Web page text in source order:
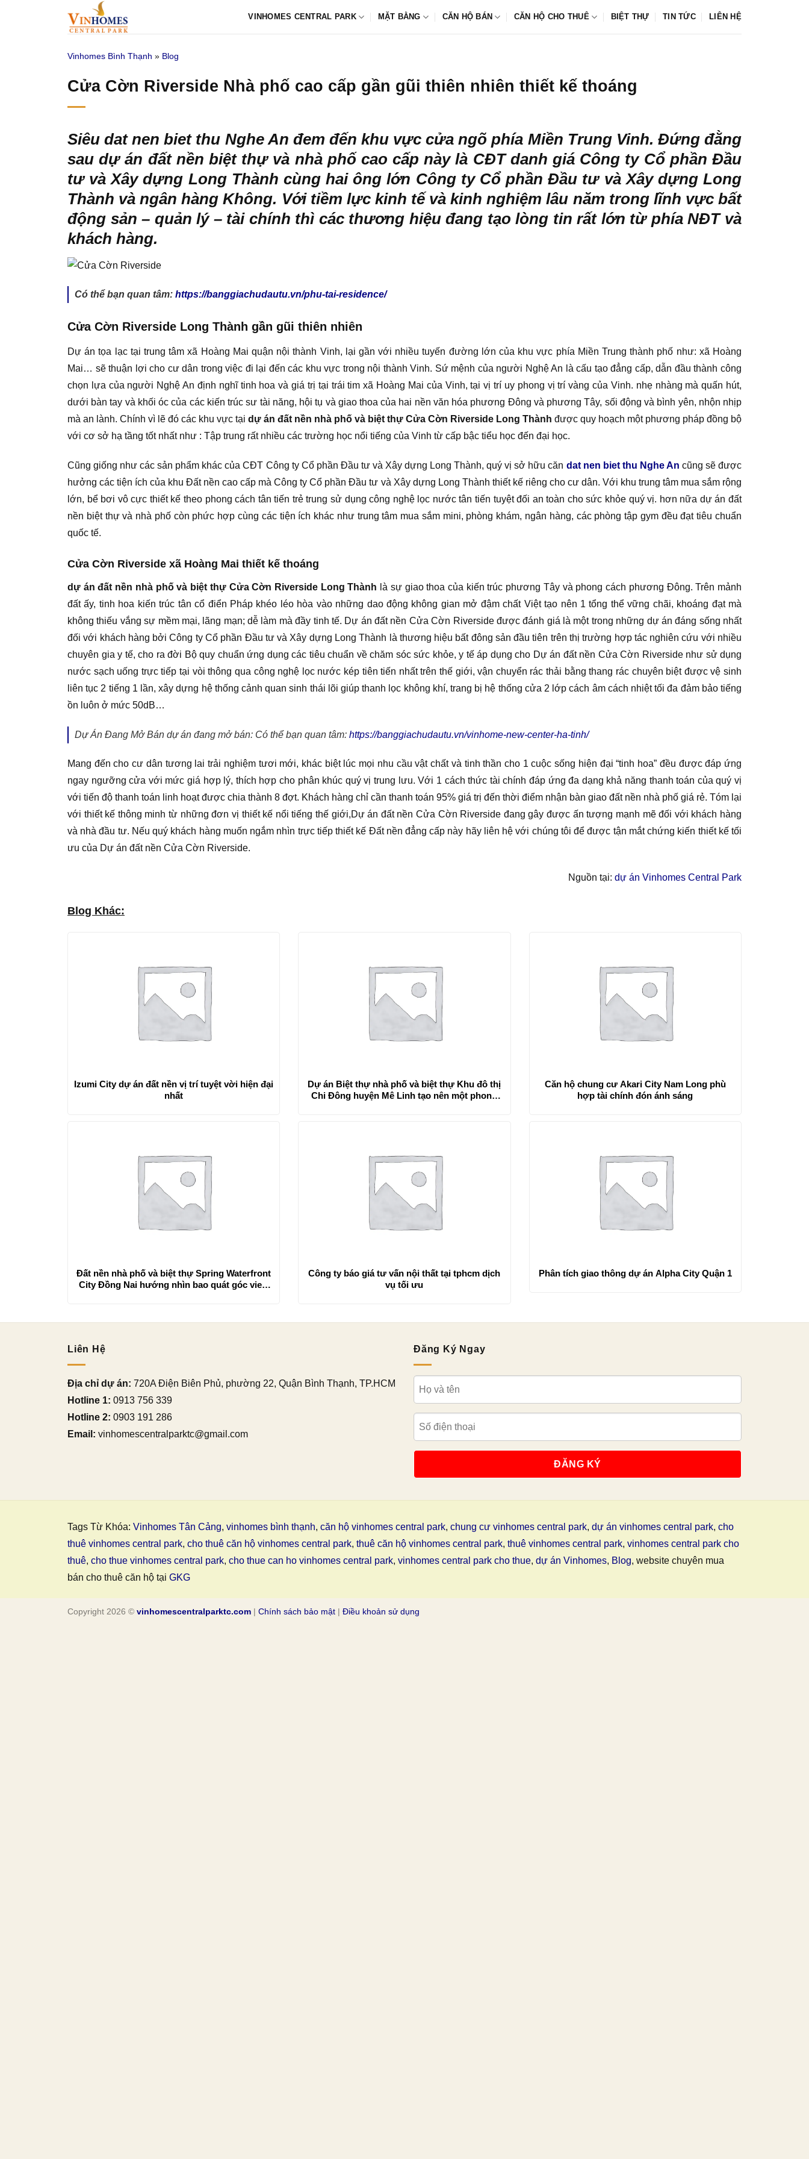
VINHOMES CENTRAL PARK MẶT BẰNG CĂN HỘ BÁN CĂN HỘ CHO THUÊ BIỆT THỰ TIN TỨC LIÊN HỆ
Vinhomes Bình Thạnh » Blog
Cửa Cờn Riverside Nhà phố cao cấp gần gũi thiên nhiên thiết kế thoáng
Siêudat nen biet thu Nghe An đem đến khu vực cửa ngõ phía Miền Trung Vinh. Đứng đằng
sau dự án đất nền biệt thự và nhà phố cao cấp này là CĐT danh giá Công ty Cổ phần Đầu
tư và Xây dựng Long Thành cùng hai ông lớn Công ty Cổ phần Đầu tư và Xây dựng Long
Thành và ngân hàng Không. Với tiềm lực kinh tế và kinh nghiệm lâu năm trong lĩnh vực bất
động sản – quản lý – tài chính thì các thương hiệu đang tạo lòng tin rất lớn từ phía NĐT và
khách hàng.
Có thể bạn quan tâm: https://banggiachudautu.vn/phu-tai-residence/
Cửa Cờn Riverside Long Thành gần gũi thiên nhiên
Dự án tọa lạc tại trung tâm xã Hoàng Mai quận nội thành Vinh, lại gần với nhiều tuyến đường lớn của khu vực phía Miền Trung thành phố như: xã Hoàng
Mai… sẽ thuận lợi cho cư dân trong việc đi lại đến các khu vực trong nội thành Vinh. Sứ mệnh của người Nghệ An là cấu tạo đẳng cấp, dẫn đầu thành công
chọn lựa của người Nghệ An định nghĩ tinh hoa và giá trị tại trái tim xã Hoàng Mai của Vinh, tại vị trí uy phong vị trí vàng của Vinh. nhẹ nhàng mà quấn hút,
dưới bàn tay và khối óc của các kiến trúc sư tài năng, hội tụ và giao thoa của hai nền văn hóa phương Đông và phương Tây, sối động và bình yên, nhộn nhịp
mà an lành. Chính vì lẽ đó các khu vực tại dự án đất nền nhà phố và biệt thự Cửa Cờn Riverside Long Thành được quy hoạch một phương pháp đồng bộ
với cơ sở hạ tầng tốt nhất như : Tập trung rất nhiều các trường học nổi tiếng của Vinh từ cấp bậc tiểu học đến đại học.
Cũng giống như các sản phẩm khác của CĐT Công ty Cổ phần Đầu tư và Xây dựng Long Thành, quý vị sở hữu căn dat nen biet thu Nghe An cũng sẽ được
hưởng các tiện ích của khu Đất nền cao cấp mà Công ty Cổ phần Đầu tư và Xây dựng Long Thành thiết kế riêng cho cư dân. Với khu trung tâm mua sắm rộng
lớn, bể bơi vô cực thiết kế theo phong cách tân tiến trẻ trung sử dụng công nghệ lọc nước tân tiến tuyệt đối an toàn cho sức khỏe quý vị. hơn nữa dự án đất
nền biệt thự và nhà phố còn phức hợp cùng các tiện ích khác như trung tâm mua sắm mini, phòng khám, ngân hàng, các phòng tập gym đều đạt tiêu chuẩn
quốc tế.
Cửa Cờn Riverside xã Hoàng Mai thiết kế thoáng
dự án đất nền nhà phố và biệt thự Cửa Cờn Riverside Long Thành là sự giao thoa của kiến trúc phương Tây và phong cách phương Đông. Trên mảnh
đất ấy, tinh hoa kiến trúc tân cổ điển Pháp khéo léo hòa vào những dao động không gian mở đậm chất Việt tạo nên 1 tổng thể vững chãi, khoáng đạt mà
không thiếu vắng sự mềm mại, lãng mạn; dễ làm mà đầy tinh tế. Dự án đất nền Cửa Cờn Riverside được đánh giá là một trong những dự án đáng sống nhất
đối với khách hàng bởi Công ty Cổ phần Đầu tư và Xây dựng Long Thành là thương hiệu bất đông sản đầu tiên trên thị trường hợp tác nghiên cứu với nhiều
chuyên gia y tế, cho ra đời Bộ quy chuẩn ứng dụng các tiêu chuẩn về chăm sóc sức khỏe, y tế áp dụng cho Dự án đất nền Cửa Cờn Riverside như sử dụng
nước sạch uống trực tiếp tại vòi thông qua công nghệ lọc nước kép tiên tiến nhất trên thế giới, vận chuyển rác thải bằng thang rác chuyên biệt được vệ sinh
liên tục 2 tiếng 1 lần, xây dựng hệ thống cảnh quan sinh thái lõi giúp thanh lọc không khí, trang bị hệ thống cửa 2 lớp cách âm cách nhiệt tối đa đảm bảo tiếng
ồn luôn ở mức 50dB…
Dự Án Đang Mở Bán dự án đang mở bán: Có thể bạn quan tâm: https://banggiachudautu.vn/vinhome-new-center-ha-tinh/
Mang đến cho cư dân tương lai trải nghiệm tươi mới, khác biệt lúc mọi nhu cầu vật chất và tinh thần cho 1 cuộc sống hiện đại “tinh hoa” đều được đáp ứng
ngay ngưỡng cửa với mức giá hợp lý, thích hợp cho phân khúc quý vị trung lưu. Với 1 cách thức tài chính đáp ứng đa dạng khả năng thanh toán của quý vị
với tiến độ thanh toán linh hoạt được chia thành 8 đợt. Khách hàng chỉ cần thanh toán 95% giá trị đến thời điểm nhận bàn giao đất nền nhà phố giá rẻ. Tóm lại
với thiết kế thông minh từ những đơn vị thiết kế nổi tiếng thế giới,Dự án đất nền Cửa Cờn Riverside đang gây được ấn tượng mạnh mẽ đối với khách hàng
và nhà đầu tư. Nếu quý khách hàng muốn ngắm nhìn trực tiếp thiết kế Đất nền đẳng cấp này hãy liên hệ với chúng tôi để được tận mắt chứng kiến thiết kế tối
ưu của Dự án đất nền Cửa Cờn Riverside.
Nguồn tại: dự án Vinhomes Central Park
Blog Khác:
Izumi City dự án đất nền vị trí tuyệt vời hiện đại
nhất
Dự án Biệt thự nhà phố và biệt thự Khu đô thị
Chi Đông huyện Mê Linh tạo nên một phong
Căn hộ chung cư Akari City Nam Long phù
hợp tài chính đón ánh sáng
Đất nền nhà phố và biệt thự Spring Waterfront
City Đồng Nai hướng nhìn bao quát góc view
Công ty báo giá tư vấn nội thất tại tphcm dịch
vụ tối ưu
Phân tích giao thông dự án Alpha City Quận 1
Liên Hệ
Địa chỉ dự án: 720A Điện Biên Phủ, phường 22, Quận Bình Thạnh, TP.HCM
Hotline 1: 0913 756 339
Hotline 2: 0903 191 286
Email: vinhomescentralparktc@gmail.com
Đăng Ký Ngay
Tags Từ Khóa: Vinhomes Tân Cảng, vinhomes bình thạnh, căn hộ vinhomes central park, chung cư vinhomes central park, dự án vinhomes central park, cho
thuê vinhomes central park, cho thuê căn hộ vinhomes central park, thuê căn hộ vinhomes central park, thuê vinhomes central park, vinhomes central park cho
thuê, cho thue vinhomes central park, cho thue can ho vinhomes central park, vinhomes central park cho thue, dự án Vinhomes, Blog, website chuyên mua
bán cho thuê căn hộ tại GKG
Copyright 2026 © vinhomescentralparktc.com | Chính sách bảo mật | Điều khoản sử dụng